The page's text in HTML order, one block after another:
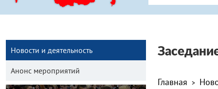
Новости и деятельность
Анонс мероприятий
Главная >